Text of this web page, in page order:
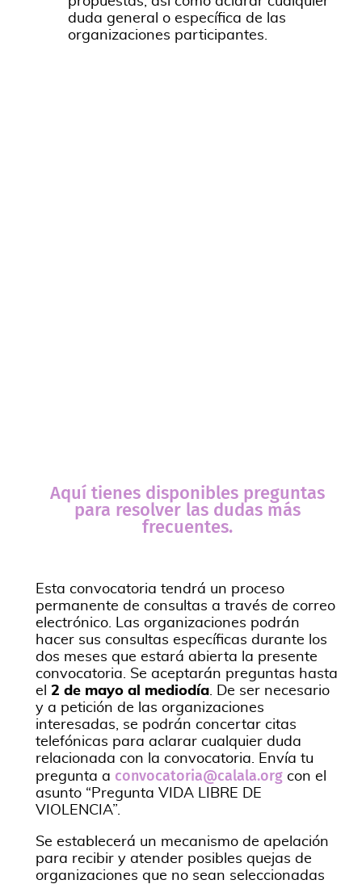
duda general o específica de las
organizaciones participantes.
Aquí tienes disponibles preguntas
para resolver las dudas más
frecuentes.
Esta convocatoria tendrá un proceso
permanente de consultas a través de correo
electrónico. Las organizaciones podrán
hacer sus consultas específicas durante los
dos meses que estará abierta la presente
convocatoria. Se aceptarán preguntas hasta
el 2 de mayo al mediodía. De ser necesario
y a petición de las organizaciones
interesadas, se podrán concertar citas
telefónicas para aclarar cualquier duda
relacionada con la convocatoria. Envía tu
pregunta a convocatoria@calala.org con el
asunto “Pregunta VIDA LIBRE DE
VIOLENCIA”.
Se establecerá un mecanismo de apelación
para recibir y atender posibles quejas de
organizaciones que no sean seleccionadas